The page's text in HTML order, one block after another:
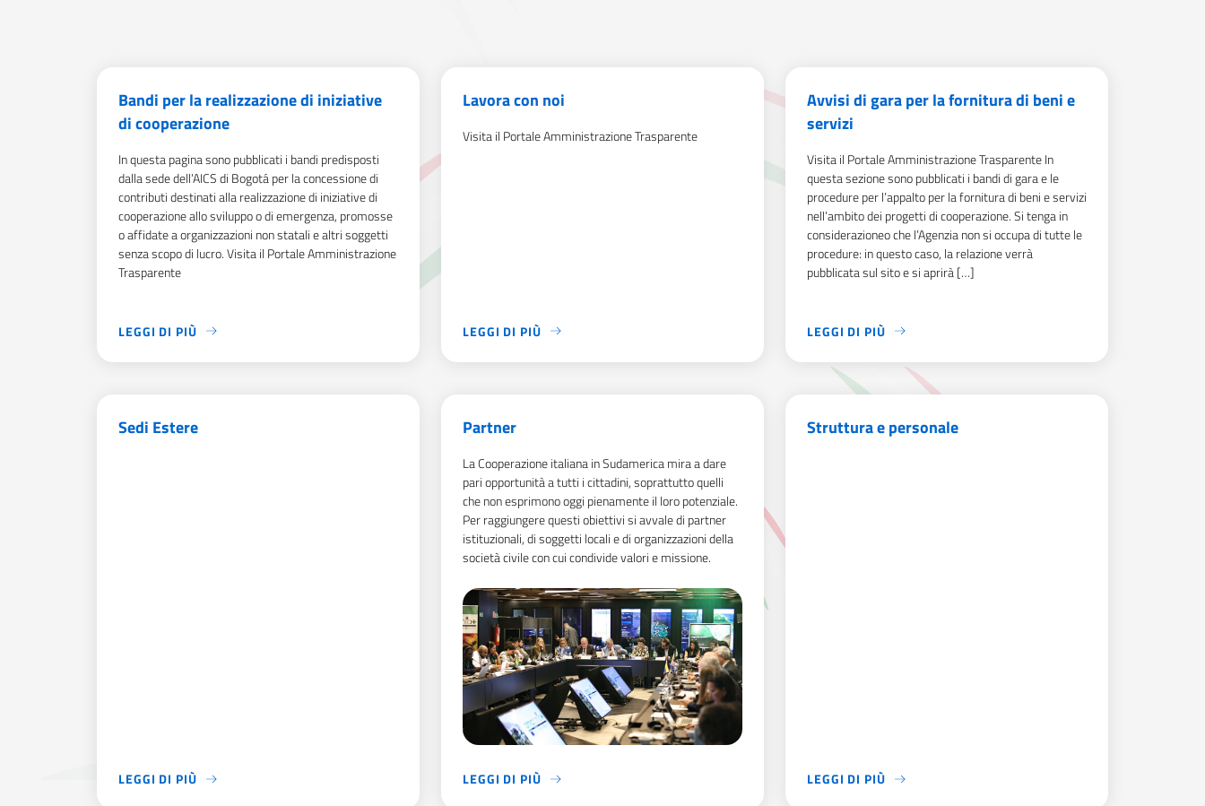
Bandi per la realizzazione di iniziative
di cooperazione
In questa pagina sono pubblicati i bandi predisposti
dalla sede dell’AICS di Bogotá per la concessione di
contributi destinati alla realizzazione di iniziative di
cooperazione allo sviluppo o di emergenza, promosse
o affidate a organizzazioni non statali e altri soggetti
senza scopo di lucro. Visita il Portale Amministrazione
Trasparente
LEGGI DI PIÙ
IN QUESTA PAGINA SONO PUBBLICATI I BANDI PREDISPOSTI DALLA SEDE DELL’AICS DI BOGOTÁ PER LA CONCESSIONE DI CONTRIBUTI DESTINATI ALLA REALIZZAZIONE DI
Lavora con noi
Visita il Portale Amministrazione Trasparente
LEGGI DI PIÙ
VISITA IL PORTALE AMMINISTRAZIONE TRASPARENTE
Avvisi di gara per la fornitura di beni e
servizi
Visita il Portale Amministrazione Trasparente In
questa sezione sono pubblicati i bandi di gara e le
procedure per l’appalto per la fornitura di beni e servizi
nell’ambito dei progetti di cooperazione. Si tenga in
considerazioneo che l’Agenzia non si occupa di tutte le
procedure: in questo caso, la relazione verrà
pubblicata sul sito e si aprirà […]
LEGGI DI PIÙ
VISITA IL PORTALE AMMINISTRAZIONE TRASPARENTE IN
Sedi Estere
LEGGI DI PIÙ
Partner
La Cooperazione italiana in Sudamerica mira a dare
pari opportunità a tutti i cittadini, soprattutto quelli
che non esprimono oggi pienamente il loro potenziale.
Per raggiungere questi obiettivi si avvale di partner
istituzionali, di soggetti locali e di organizzazioni della
società civile con cui condivide valori e missione.
LEGGI DI PIÙ
LA COOPERAZIONE ITALIANA IN SUDAMERICA MIRA A DARE PARI OPPORTUNITÀ A TUTTI I CITTADINI, SOPRATTUTTO
Struttura e personale
LEGGI DI PIÙ